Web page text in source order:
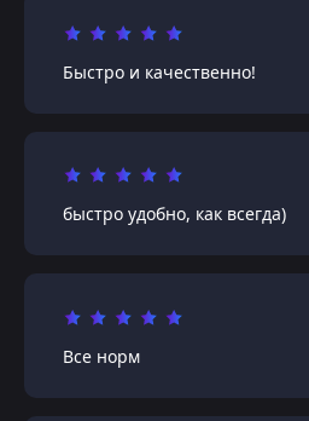
Быстро и качественно!
быстро удобно, как всегда)
Все норм